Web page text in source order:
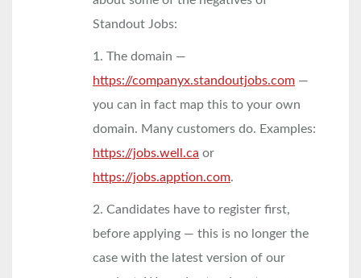
Standout Jobs:
1. The domain —
https://companyx.standoutjobs.com —
you can in fact map this to your own
domain. Many customers do. Examples:
https://jobs.well.ca or
https://jobs.apption.com.
2. Candidates have to register first,
before applying — this is no longer the
case with the latest version of our